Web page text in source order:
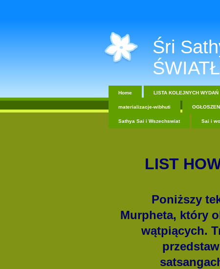
Śri
Home LISTA KOLEJNYCH WYDAŃ
materializacje-wibhuti
Sathya Sai i Wszechswiat Sai i
LIST
Poniższy
Murpheta, który
wątpiących.